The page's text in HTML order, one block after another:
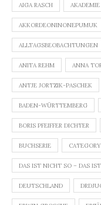
AIGA RASCH
AKKORDEONINONEPUMUK
ALLTAGSBEOBACHTUNGEN
ANITA REHM ANNA
ANTJE JORTZIK-PASCHEK
BADEN-WÜRTTEMBERG
BORIS PFEIFFER DICHTER
BUCHSERIE
DAS IST NICHT SO – DAS
DEUTSCHLAND